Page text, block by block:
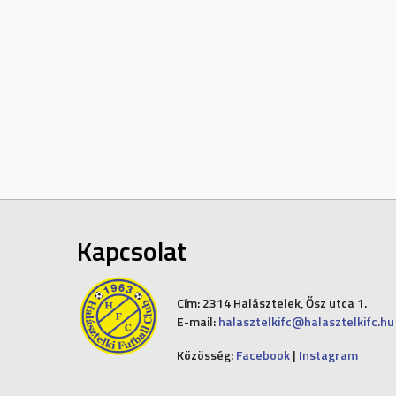
Kapcsolat
Cím:2314 Halásztelek, Ősz utca 1.
E-mail: halasztelkifc@halasztelkifc.hu
Közösség: Facebook| Instagram